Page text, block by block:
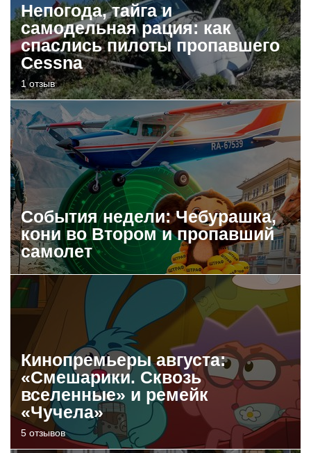
Непогода, тайга и
самодельная рация: как
спаслись пилоты пропавшего
Cessna
1 отзыв
События недели: Чебурашка,
кони во Втором и пропавший
самолет
Кинопремьеры августа:
«Смешарики. Сквозь
вселенные» и ремейк
«Чучела»
5 отзывов